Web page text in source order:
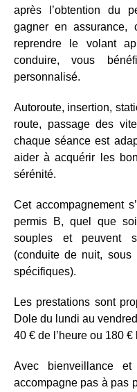
après l’obtention du
gagner en assurance,
reprendre le volant
conduire, vous
personnalisé.
Autoroute, insertion,
route, passage des
chaque séance est
aider à acquérir les
sérénité.
Cet accompagnement
permis B, quel que
souples et peuvent
(conduite de nuit,
spécifiques).
Les prestations sont
Dole du lundi au
40 € de l’heure ou 180
Avec bienveillance et
accompagne pas à pas